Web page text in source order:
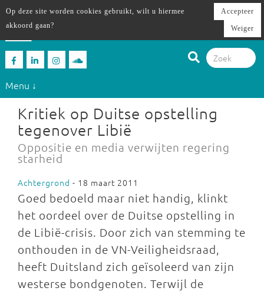
Menu ↓
Kritiek op Duitse opstelling
tegenover Libië
Oppositie en media verwijten regering
starheid
Achtergrond - 18 maart 2011
Goed bedoeld maar niet handig, klinkt
het oordeel over de Duitse opstelling in
de Libië-crisis. Door zich van stemming te
onthouden in de VN-Veiligheidsraad,
heeft Duitsland zich geïsoleerd van zijn
westerse bondgenoten. Terwijl de
Op deze site worden cookies gebruikt, wilt u hiermee
akkoord gaan?
Accepteer
Weiger